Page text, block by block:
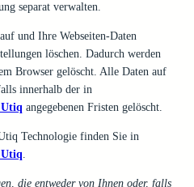
separat verwalten.
und Ihre Webseiten-Daten
löschen. Dadurch werden
Browser gelöscht. Alle Daten auf
innerhalb der in
angegebenen Fristen gelöscht.
Technologie finden Sie in
.
die entweder von Ihnen oder, falls